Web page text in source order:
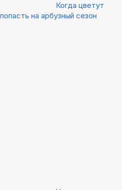
Когда цветут
на арбузный сезон